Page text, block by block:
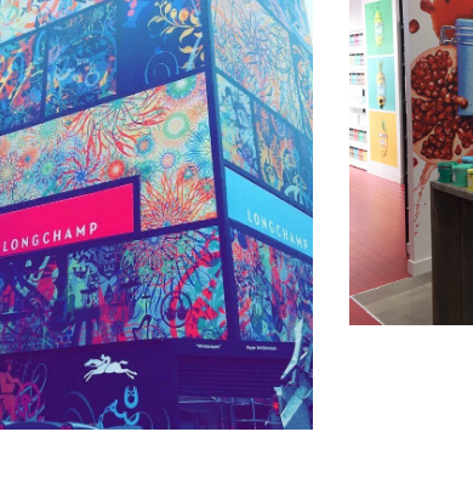
LONGCHAMP
Branding Palissade Structure
Adhésif